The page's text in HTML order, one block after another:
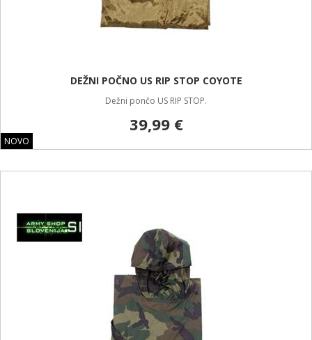
NOVO
DEŽNI POČNO US RIP STOP COYOTE
Dežni pončo US RIP STOP.
39,99 €